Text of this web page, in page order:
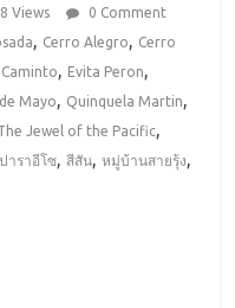
Views
0 Comment
, Cerro Alegro, Cerro
Caminto, Evita Peron,
Mayo, Quinquela Martin,
Jewel of the Pacific,
าราอีโซ,สีสัน,หมู่บ้านสายรุ้ง,